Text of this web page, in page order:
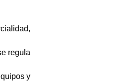
regula
y